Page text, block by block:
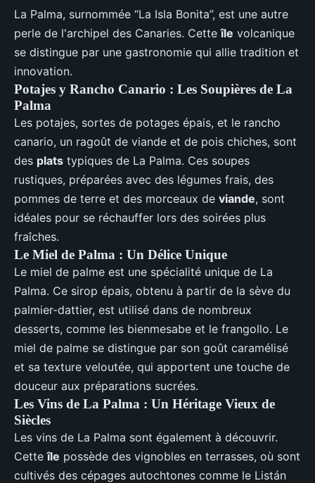
La Palma, surnommée “La Isla Bonita”, est une autre
perle de l'archipel des Canaries. Cetteîle volcanique
se distingue par une gastronomie qui allie tradition et
innovation.
Potajes y Rancho Canario : Les Soupières de La
Palma
Les potajes, sortes de potages épais, et le rancho
canario, un ragoût de viande et de pois chiches, sont
des plats typiques de La Palma. Ces soupes
rustiques, préparées avec des légumes frais, des
pommes de terre et des morceaux de viande, sont
idéales pour se réchauffer lors des soirées plus
fraîches.
Le Miel de Palma : Un Délice Unique
Le miel de palme est une spécialité unique de La
Palma. Ce sirop épais, obtenu à partir de la sève du
palmier-dattier, est utilisé dans de nombreux
desserts, comme les bienmesabe et le frangollo. Le
miel de palme se distingue par son goût caramélisé
et sa texture veloutée, qui apportent une touche de
douceur aux préparations sucrées.
Les Vins de La Palma : Un Héritage Vieux de
Siècles
Les vins de La Palma sont également à découvrir.
Cetteîle possède des vignobles en terrasses, où sont
cultivés des cépages autochtones comme le Listán